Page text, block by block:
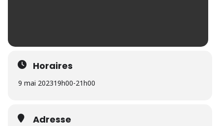
Horaires
9 mai 202319h00-21h00
Adresse